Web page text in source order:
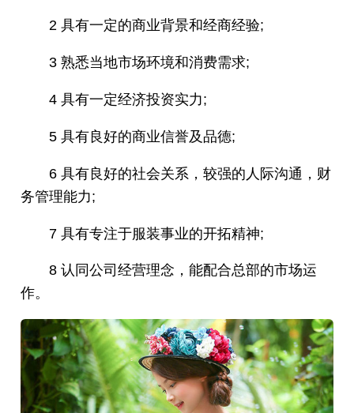
2 具有一定的商业背景和经商经验;
3 熟悉当地市场环境和消费需求;
4 具有一定经济投资实力;
5 具有良好的商业信誉及品德;
6 具有良好的社会关系，较强的人际沟通，财
务管理能力;
7 具有专注于服装事业的开拓精神;
8 认同公司经营理念，能配合总部的市场运
作。